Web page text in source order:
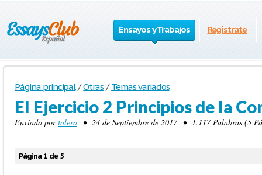
Ensayos y Trabajos Regístrate
Página principal / Otras / Temas variados
El Ejercicio 2 Principios de la
Enviado portolero • 24 de Septiembre de 2017 • 1.117 Palabras (5
Página 1 de 5